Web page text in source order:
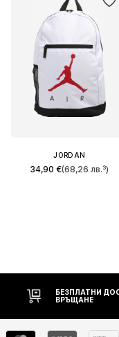
JORDAN
34,90 €(68,26 лв.³)